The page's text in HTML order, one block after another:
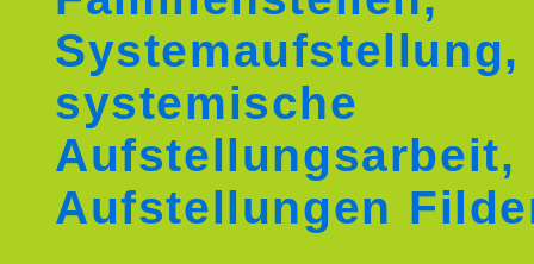
Systemaufstellung,
systemische
Aufstellungsarbeit,
Aufstellungen